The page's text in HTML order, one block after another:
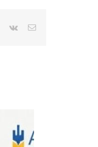
Pinterest
Vk
E-